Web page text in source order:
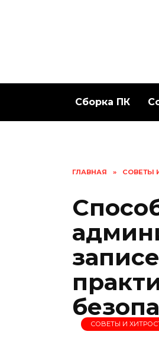
Сборка ПК
ГЛАВНАЯ » СОВЕТЫ
СОВЕТЫ И